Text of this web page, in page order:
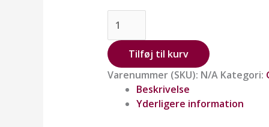
Tilføj til kurv
Varenummer (SKU): N/A Kategori:
Beskrivelse
Yderligere information